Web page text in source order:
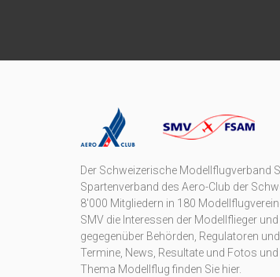
Der Schweizerische Modellflugverband
Spartenverband des Aero-Club der
8'000 Mitgliedern in 180
SMV die Interessen der Modellflieger und
gegegenüber Behörden, Regulatoren
Termine, News, Resultate und Fotos
Thema Modellflug finden Sie hier.